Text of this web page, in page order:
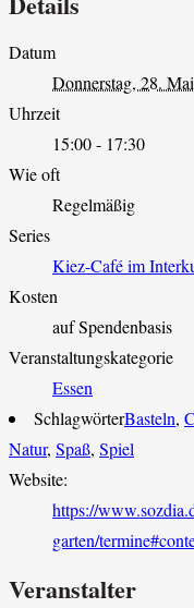
Datum
Donnerstag, 28.
Uhrzeit
15:00 - 17:30
Wie oft
Regelmäßig
Series
Kiez-Café im
Kosten
auf Spendenbasis
Veranstaltungskategorie
Essen
SchlagwörterBasteln,
Natur, Spaß, Spiel
Website:
https://
garten/
Veranstalter